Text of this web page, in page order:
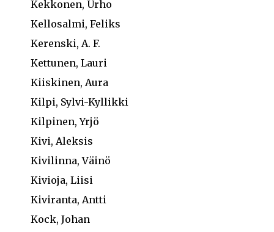
Kekkonen, Urho
Kellosalmi, Feliks
Kerenski, A. F.
Kettunen, Lauri
Kiiskinen, Aura
Kilpi, Sylvi-Kyllikki
Kilpinen, Yrjö
Kivi, Aleksis
Kivilinna, Väinö
Kivioja, Liisi
Kiviranta, Antti
Kock, Johan